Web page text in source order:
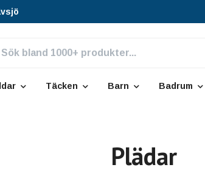
Täcken Barn Badrum
Plädar